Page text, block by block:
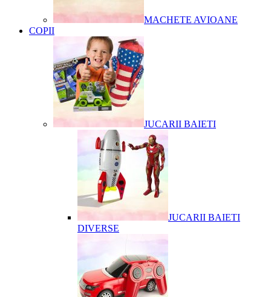
MACHETE AVIOANE
COPII
JUCARII BAIETI
JUCARII BAIETI
DIVERSE